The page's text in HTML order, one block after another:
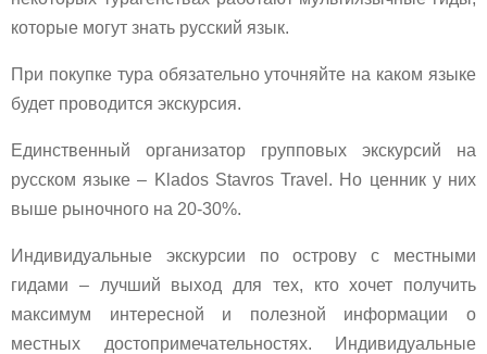
которые могут знать русский язык.
При покупке тура обязательно уточняйте на каком языке
будет проводится экскурсия.
Единственный организатор групповых экскурсий на
русском языке – Klados Stavros Travel. Но ценник у них
выше рыночного на 20-30%.
Индивидуальные экскурсии по острову с местными
гидами – лучший выход для тех, кто хочет получить
максимум интересной и полезной информации о
местных достопримечательностях. Индивидуальные